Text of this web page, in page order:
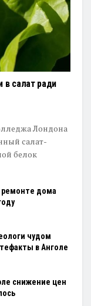
в салат ради
Лондона
салат-
белок
ремонте дома
чудом
в Анголе
снижение цен